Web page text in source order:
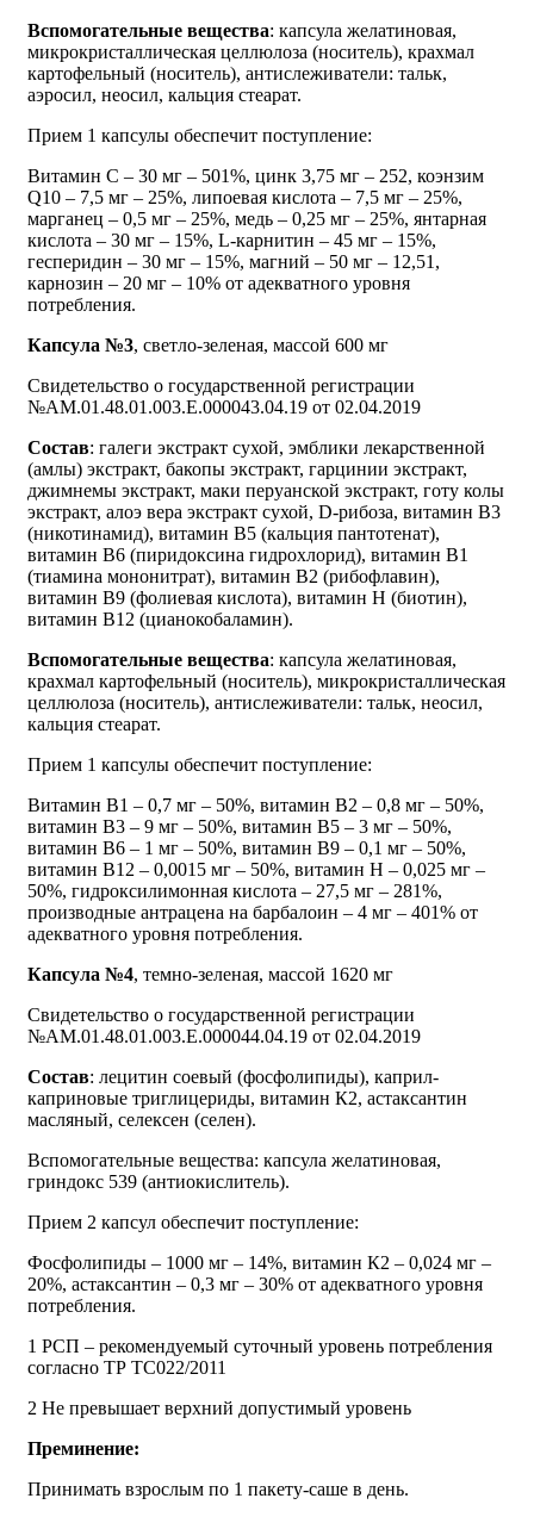
Вспомогательные вещества: капсула желатиновая,
микрокристаллическая целлюлоза (носитель), крахмал
картофельный (носитель), антислеживатели: тальк,
аэросил, неосил, кальция стеарат.
Прием 1 капсулы обеспечит поступление:
Витамин С – 30 мг – 501%, цинк 3,75 мг – 252, коэнзим
Q10 – 7,5 мг – 25%, липоевая кислота – 7,5 мг – 25%,
марганец – 0,5 мг – 25%, медь – 0,25 мг – 25%, янтарная
кислота – 30 мг – 15%, L-карнитин – 45 мг – 15%,
гесперидин – 30 мг – 15%, магний – 50 мг – 12,51,
карнозин – 20 мг – 10% от адекватного уровня
потребления.
Капсула №3, светло-зеленая, массой 600 мг
Свидетельство о государственной регистрации
№АМ.01.48.01.003.Е.000043.04.19 от 02.04.2019
Состав: галеги экстракт сухой, эмблики лекарственной
(амлы) экстракт, бакопы экстракт, гарцинии экстракт,
джимнемы экстракт, маки перуанской экстракт, готу колы
экстракт, алоэ вера экстракт сухой, D-рибоза, витамин В3
(никотинамид), витамин В5 (кальция пантотенат),
витамин В6 (пиридоксина гидрохлорид), витамин В1
(тиамина мононитрат), витамин В2 (рибофлавин),
витамин В9 (фолиевая кислота), витамин Н (биотин),
витамин В12 (цианокобаламин).
Вспомогательные вещества: капсула желатиновая,
крахмал картофельный (носитель), микрокристаллическая
целлюлоза (носитель), антислеживатели: тальк, неосил,
кальция стеарат.
Прием 1 капсулы обеспечит поступление:
Витамин В1 – 0,7 мг – 50%, витамин В2 – 0,8 мг – 50%,
витамин В3 – 9 мг – 50%, витамин В5 – 3 мг – 50%,
витамин В6 – 1 мг – 50%, витамин В9 – 0,1 мг – 50%,
витамин В12 – 0,0015 мг – 50%, витамин Н – 0,025 мг –
50%, гидроксилимонная кислота – 27,5 мг – 281%,
производные антрацена на барбалоин – 4 мг – 401% от
адекватного уровня потребления.
Капсула №4, темно-зеленая, массой 1620 мг
Свидетельство о государственной регистрации
№АМ.01.48.01.003.Е.000044.04.19 от 02.04.2019
Состав: лецитин соевый (фосфолипиды), каприл-
каприновые триглицериды, витамин К2, астаксантин
масляный, селексен (селен).
Вспомогательные вещества: капсула желатиновая,
гриндокс 539 (антиокислитель).
Прием 2 капсул обеспечит поступление:
Фосфолипиды – 1000 мг – 14%, витамин К2 – 0,024 мг –
20%, астаксантин – 0,3 мг – 30% от адекватного уровня
потребления.
1 РСП – рекомендуемый суточный уровень потребления
согласно ТР ТС022/2011
2 Не превышает верхний допустимый уровень
Преминение:
Принимать взрослым по 1 пакету-саше в день.